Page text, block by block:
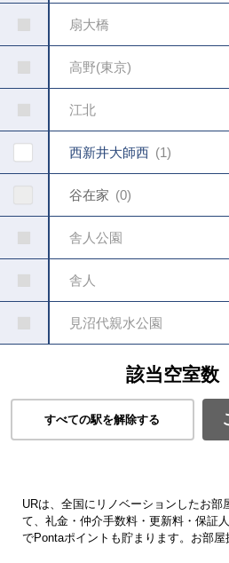
扇大橋
高野(東京)
江北
西新井大師西 1
谷在家 0
舎人公園
舎人
見沼代親水公園
該当空室数
すべての駅を解除する
URは、全国にリノベーションしたお部
て、礼金・仲介手数料・更新料・保証
でPontaポイントも貯まります。お部屋